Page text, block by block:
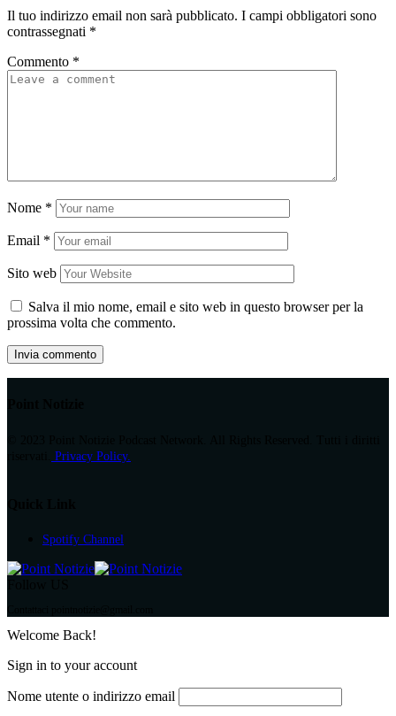
Il tuo indirizzo email non sarà pubblicato. I campi obbligatori sono
contrassegnati *
Commento *
Nome *
Email *
Sito web
Salva il mio nome, email e sito web in questo browser per la
prossima volta che commento.
Privacy Policy.
Spotify Channel
Welcome Back!
Sign in to your account
Nome utente o indirizzo email